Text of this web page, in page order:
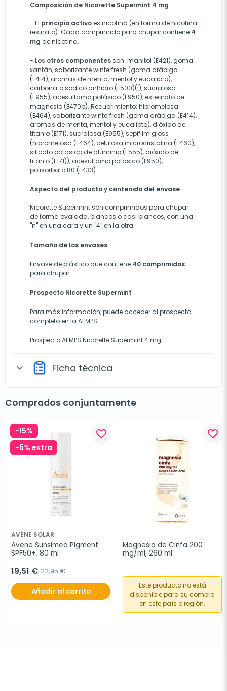
Composición de Nicorette Supermint 4 mg
- El principio activoes nicotina (en forma de nicotina
resinato). Cada comprimido para chupar contiene 4
mg de nicotina.
- Los otros componentesson: manitol (E421), goma
xantán, saborizante winterfresh (goma arábiga
(E414), aromas de menta, mentol y eucalipto),
carbonato sódico anhidro (E500)(i), sucralosa
(E955), acesulfamo potásico (E950), estearato de
magnesio (E470b). Recubrimiento: hipromelosa
(E464), saborizante winterfresh (goma arábiga (E414),
aromas de menta, mentol y eucalipto), dióxido de
titanio (E171), sucralosa (E955), sepifilm gloss
(hipromelosa (E464), celulosa microcristalina (E460),
silicato potásico de aluminio (E555), dióxido de
titanio (E171)), acesulfamo potásico (E950),
polisorbato 80 (E433).
Aspecto del producto y contenido del envase
Nicorette Supermint son comprimidos para chupar
de forma ovalada, blancos o casi blancos, con una
"n" en una cara y un "4" en la otra.
Tamaño de los envases:
Envase de plástico que contiene 40 comprimidos
para chupar.
Prospecto Nicorette Supermint
Para más información, puede acceder al prospecto
completo en la AEMPS.
ProspectoAEMPS Nicorette Supermint 4 mg.
expand_more Ficha técnica
Comprados conjuntamente
-15%
-5% extra
favorite_border
AVENE SOLAR
Avene Sunsimed Pigment
SPF50+, 80 ml
19,51 € 22,95 €
Añadir al carrito
favorite_border
Magnesia de Cinfa 200
mg/ml, 260 ml
Este producto no está
disponible para su compra
en este país o región.